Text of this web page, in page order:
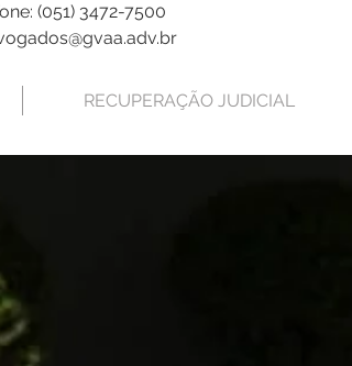
(051) 3472-7500
RECUPERAÇÃO JUDICIAL